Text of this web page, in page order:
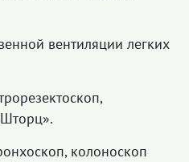
вентиляции легких
колоноскоп